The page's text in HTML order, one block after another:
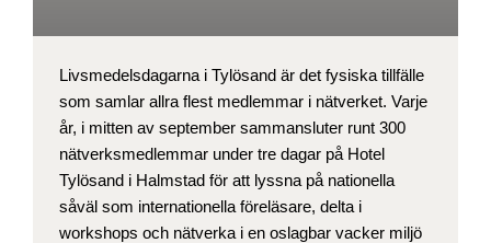
Livsmedelsdagarna i Tylösand är det fysiska tillfälle
som samlar allra flest medlemmar i nätverket. Varje
år, i mitten av september sammansluter runt 300
nätverksmedlemmar under tre dagar på Hotel
Tylösand i Halmstad för att lyssna på nationella
såväl som internationella föreläsare, delta i
workshops och nätverka i en oslagbar vacker miljö